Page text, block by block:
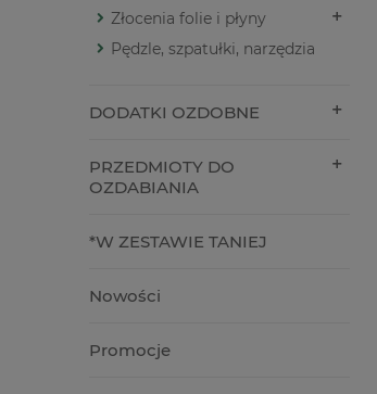
Złocenia folie i płyny
Pędzle, szpatułki, narzędzia
DODATKI OZDOBNE
PRZEDMIOTY DO
OZDABIANIA
*W ZESTAWIE TANIEJ
Nowości
Promocje